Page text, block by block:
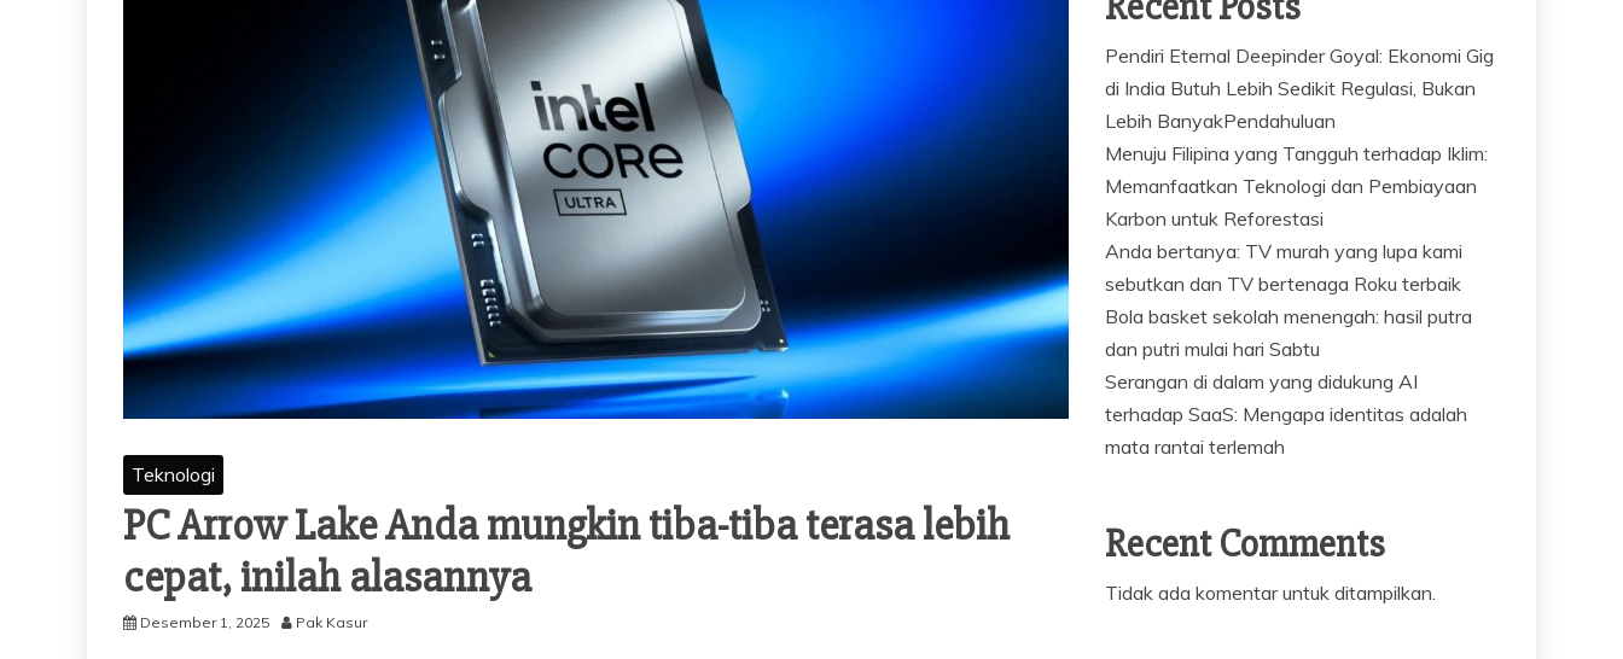
Teknologi
PC Arrow Lake Anda mungkin tiba-tiba terasa lebih
cepat, inilah alasannya
Desember 1, 2025 Pak Kasur
Pendiri Eternal Deepinder Goyal: Ekonomi Gig
di India Butuh Lebih Sedikit Regulasi, Bukan
Lebih BanyakPendahuluan
Menuju Filipina yang Tangguh terhadap Iklim:
Memanfaatkan Teknologi dan Pembiayaan
Karbon untuk Reforestasi
Anda bertanya: TV murah yang lupa kami
sebutkan dan TV bertenaga Roku terbaik
Bola basket sekolah menengah: hasil putra
dan putri mulai hari Sabtu
Serangan di dalam yang didukung AI
terhadap SaaS: Mengapa identitas adalah
mata rantai terlemah
Recent Comments
Tidak ada komentar untuk ditampilkan.